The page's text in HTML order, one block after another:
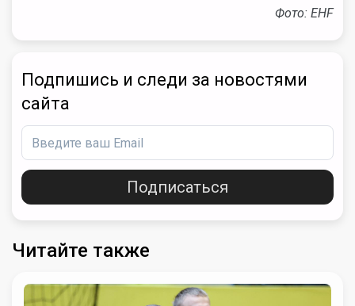
Фото: EHF
Подпишись и следи за новостями
сайта
Подписаться
Читайте также